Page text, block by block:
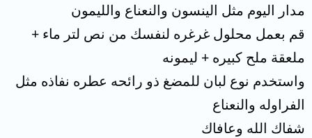
مدار اليوم مثل الينسون والنعناع والليمون
قم بعمل محلول غرغره لنفسك من نص لتر ماء +
ملعقة ملح كبيره + ليمونه
واستخدم نوع لبان للمضغ ذو رائحه عطره نفاذه مثل
الفراوله والنعناع
شفاك الله وعافاك